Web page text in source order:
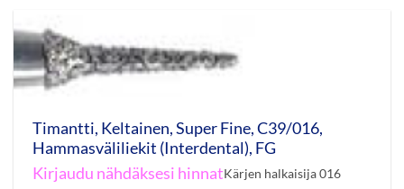
Timantti, Keltainen, Super Fine, C39/016,
Hammasväliliekit (Interdental), FG
Kirjaudu nähdäksesi hinnatKärjen halkaisija 016